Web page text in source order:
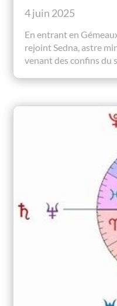
4 juin 2025
En entrant en
rejoint Sedna, astre
venant des confins du